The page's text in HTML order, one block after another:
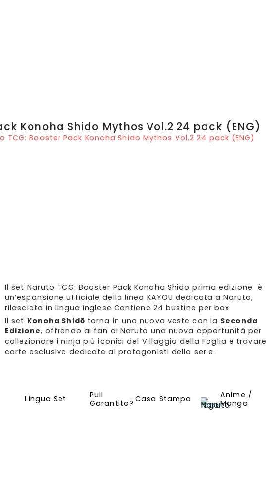
Konoha Shido Mythos Vol.2 24 pack (ENG)
TCG: Booster Pack Konoha Shido Mythos Vol.2 24 pack (ENG)
Il set Naruto TCG: Booster Pack Konoha Shido prima edizione è
un’espansione ufficiale della linea KAYOU dedicata a Naruto,
rilasciata in lingua inglese Contiene 24 bustine per box
Il set Konoha Shidō torna in una nuova veste con la Seconda
Edizione, offrendo ai fan di Naruto una nuova opportunità per
collezionare i ninja più iconici del Villaggio della Foglia e trovare
carte esclusive dedicate ai protagonisti della serie.
Lingua Set
Pull
Garantito? Casa Stampa
Anime /
Manga